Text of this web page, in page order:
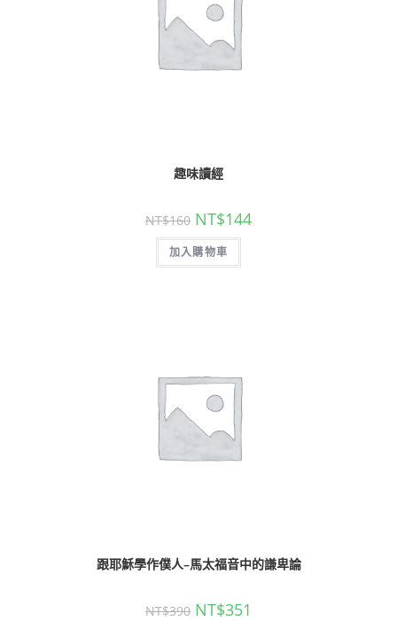
趣味讀經
NT$160 NT$144
加入購物車
跟耶穌學作僕人–馬太福音中的謙卑論
NT$390 NT$351